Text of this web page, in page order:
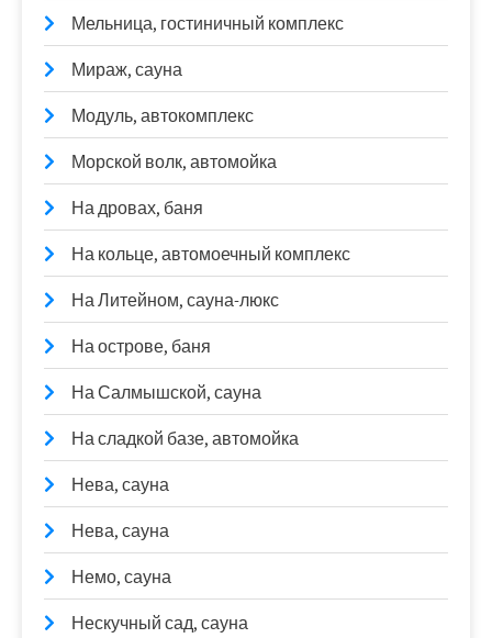
Мельница, гостиничный комплекс
Мираж, сауна
Модуль, автокомплекс
Морской волк, автомойка
На дровах, баня
На кольце, автомоечный комплекс
На Литейном, сауна-люкс
На острове, баня
На Салмышской, сауна
На сладкой базе, автомойка
Нева, сауна
Нева, сауна
Немо, сауна
Нескучный сад, сауна